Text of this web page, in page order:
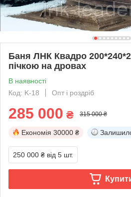
Баня ЛНК Квадро
пічкою на дровах
В наявності
Код: K-18
Опт і роздріб
285 000 ₴ 315 000 ₴
Економія 30000 ₴
250 000 ₴ від 5 шт.